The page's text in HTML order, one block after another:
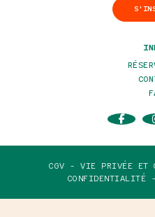
CGV - VIE PRIVÉE ET
CONFIDENTIALITÉ -